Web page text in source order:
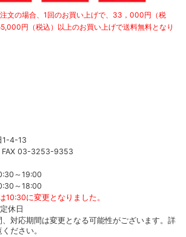
文の場合、1回のお買い上げで、33，000円（税
円（税込）以上のお買い上げで送料無料となり
1-4-13
03-3253-9353
～19:00
～18:00
10:30に変更となりました。
日
対応期間は変更となる可能性がございます。詳
ださい。